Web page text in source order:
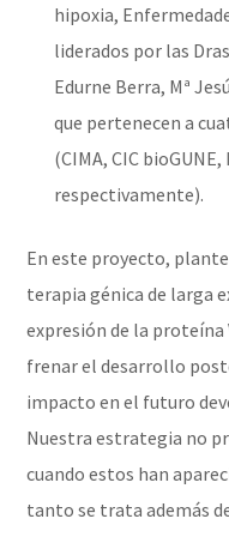
hipoxia,
liderados por las
Edurne Berra, Mª
que pertenecen a
(CIMA, CIC
respectivamente).
En este proyecto,
terapia génica de larga
expresión de la
frenar el desarrollo
impacto en el futuro
Nuestra estrategia no
cuando estos han
tanto se trata además